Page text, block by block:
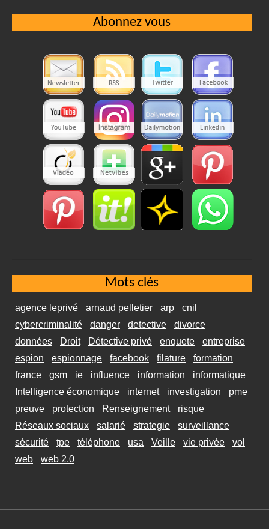
Abonnez vous
Mots clés
agence leprivé arnaud pelletier arp
cnil
cybercriminalité
danger detective
divorce
données
Droit Détective privé enquete
entreprise
espion
espionnage facebook filature
formation
france
gsm ie influence information
informatique
Intelligence économique
internet investigation
pme
preuve
protection Renseignement
risque
Réseaux sociaux
salarié strategie
surveillance
sécurité
tpe téléphone usa Veille vie privée
vol
web
web 2.0